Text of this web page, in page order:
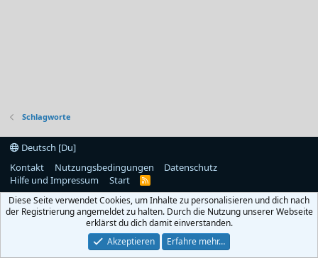
Schlagworte
Deutsch [Du]
Kontakt
Nutzungsbedingungen
Datenschutz
Hilfe und Impressum
Start
R
S
Diese Seite verwendet Cookies, um Inhalte zu personalisieren und dich nach
der Registrierung angemeldet zu halten. Durch die Nutzung unserer Webseite
erklärst du dich damit einverstanden.
Akzeptieren
Erfahre mehr…